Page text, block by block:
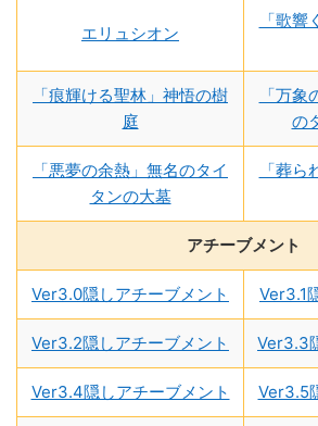
エリュシオン
「歌
「痕輝ける聖林」神悟の樹
庭
「万
の
「悪夢の余熱」無名のタイ
タンの大墓
「葬
アチーブメント
Ver3.0隠しアチーブメント Ver3.1
Ver3.2隠しアチーブメント Ver3.3
Ver3.4隠しアチーブメント Ver3.5